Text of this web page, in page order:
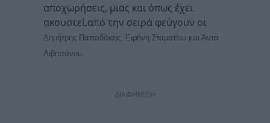
αποχωρήσεις, μιας και όπως έχει
ακουστεί,από την σειρά φεύγουν οι
Δημήτρης Παπαδάκης, Ειρήνη Σταματίου και Άντα
Λιβιτσάνου.
ΔΙΑΦΗΜΙΣΗ